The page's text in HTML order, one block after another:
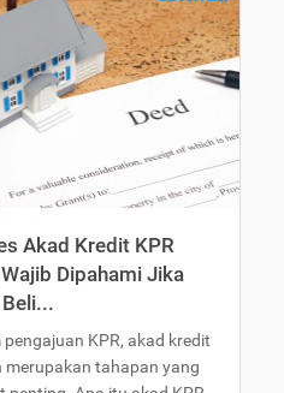
Akad Kredit KPR
Dipahami Jika
pengajuan KPR, akad kredit
merupakan tahapan yang